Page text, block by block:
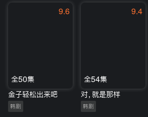
9.6
全50集
金子轻松出来吧
韩剧
9.4
全54集
对，就是那样
韩剧